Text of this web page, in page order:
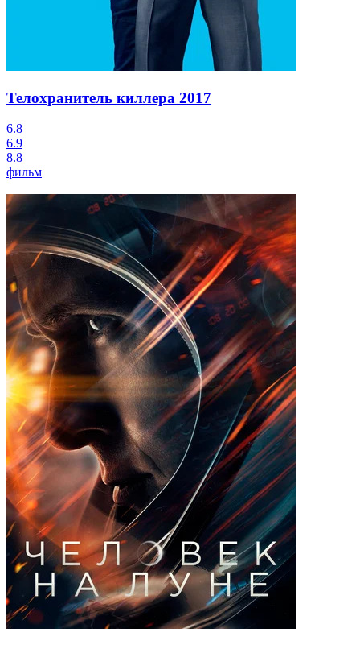
Телохранитель киллера 2017
6.8
6.9
8.8
фильм